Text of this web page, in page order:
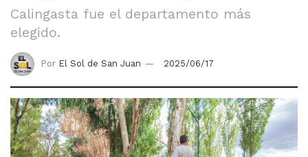
Calingasta fue el departamento más
elegido.
Por El Sol de San Juan 2025/06/17